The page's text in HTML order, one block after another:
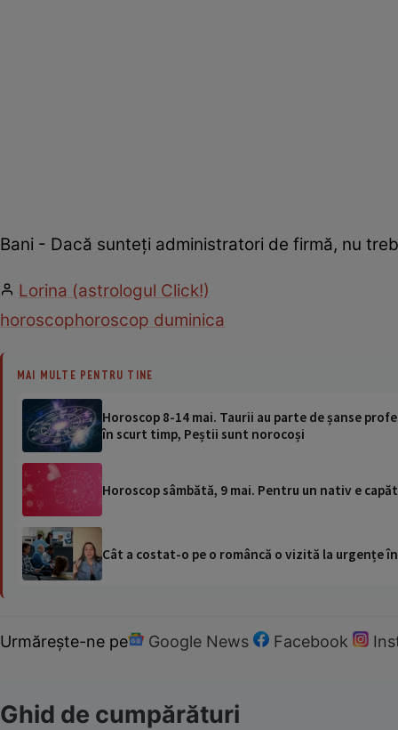
Bani - Dacă sunteți administratori de firmă, nu
Lorina (astrologul Click!)
horoscophoroscop duminica
MAI MULTE PENTRU TINE
Horoscop 8-14 mai. Taurii au parte de șanse
în scurt timp, Peștii sunt norocoși
Horoscop sâmbătă, 9 mai. Pentru un nativ e
Cât a costat-o pe o româncă o vizită la urgențe
Urmărește-ne pe Google News Facebook
Ghid de cumpărături